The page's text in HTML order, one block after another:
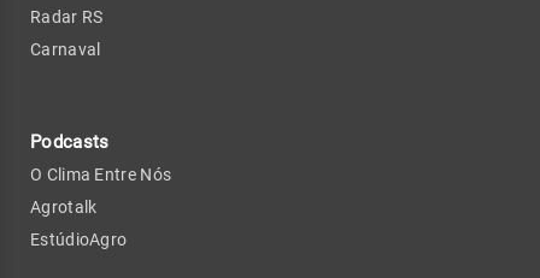
Radar RS
Carnaval
Podcasts
O Clima Entre Nós
Agrotalk
EstúdioAgro